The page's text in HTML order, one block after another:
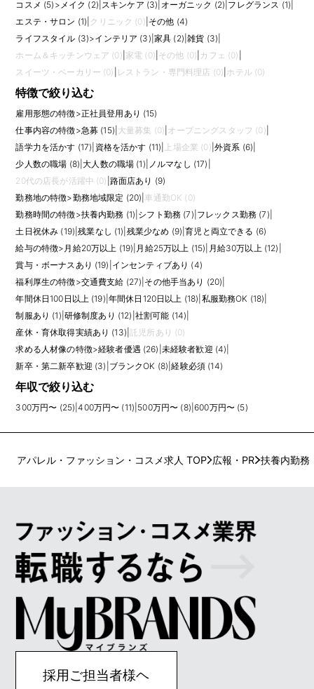
コスメ (5) > メイク (2) スキンケア (3) オーガニック (2) フレグランス (1)
エステ・サロン (1) クリニック (0) その他 (4)
ライフスタイル (3)>インテリア (3) 家具 (2) |雑貨 (3)
ホーム＆キッチンウェア (0) 家電 (0) その他 (0) カフェ (0)
スイーツ・ベーカリー (0) レストラン・専門料理店 (0) ホテル (0)
特徴で絞り込む
雇用形態の特徴>正社員登用あり (15)
仕事内容の特徴>急募 (15) 大量募集 (0) オープニングスタッフ (0)
語学力を活かす (17) 資格を活かす (11) 上場企業 (0) 外資系 (6)
少人数の職場 (8) |大人数の職場 (1) ノルマなし (17)
20代の店長が活躍中 (0) 路面店あり (9)
勤務地の特徴>勤務地域限定 (20) 車通勤OK (0)
勤務時間の特徴>扶養内勤務 (1) シフト勤務 (7) フレックス勤務 (7)
土日祝休み (19) |残業なし (1) 残業少なめ (9) |育児と両立できる (6)
給与の特徴> 月給20万以上 (19) 月給25万以上 (15) 月給30万以上 (12)
賞与・ボーナスあり (19) インセンティブあり (4)
福利厚生の特徴>交通費支給 (27) その他手当あり (20)
年間休日100日以上 (19) 年間休日120日以上 (18) 私服勤務OK (18)
制服あり (1) 研修制度あり (12) 社割可能 (14)
産休・育休取得実績あり (13) |託児所あり (0)
求める人材像の特徴>経験者優遇 (26) 未経験者歓迎 (4)
新卒・第二新卒歓迎 (3) ブランクOK (8) |経験必須 (14)
年収で絞り込む
300万円〜 (25) |400万円〜 (11) 500万円〜 (8) |600万円〜 (5)
アパレル・ファッション・コスメ求人 TOP 広報・PR 扶養内勤務
採用ご担当者様ヘ